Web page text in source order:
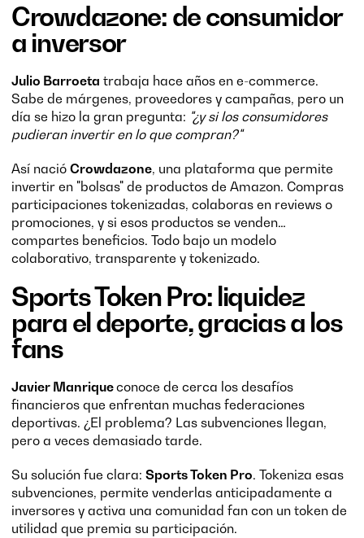
Crowdazone: de consumidor
a inversor
Julio Barroeta trabaja hace años en e-commerce.
Sabe de márgenes, proveedores y campañas, pero un
día se hizo la gran pregunta: "¿y si los consumidores
pudieran invertir en lo que compran?"
Así nació Crowdazone, una plataforma que permite
invertir en "bolsas" de productos de Amazon. Compras
participaciones tokenizadas, colaboras en reviews o
promociones, y si esos productos se venden…
compartes beneficios. Todo bajo un modelo
colaborativo, transparente y tokenizado.
Sports Token Pro: liquidez
para el deporte, gracias a los
fans
Javier Manriqueconoce de cerca los desafíos
financieros que enfrentan muchas federaciones
deportivas. ¿El problema? Las subvenciones llegan,
pero a veces demasiado tarde.
Su solución fue clara: Sports Token Pro. Tokeniza esas
subvenciones, permite venderlas anticipadamente a
inversores y activa una comunidad fan con un token de
utilidad que premia su participación.